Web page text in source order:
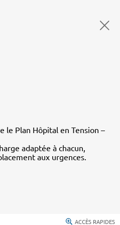
le Plan Hôpital en Tension –
adaptée à chacun,
aux urgences.
ACCÈS RAPIDES